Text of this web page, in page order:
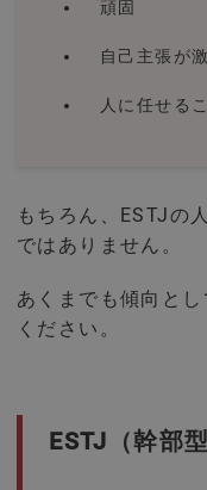
頑固
自己主張が
人に任せる
もちろん、ESTJの
ではありません。
あくまでも傾向と
ください。
ESTJ（幹部